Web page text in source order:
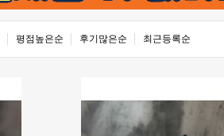
평점높은순 후기많은순 최근등록순